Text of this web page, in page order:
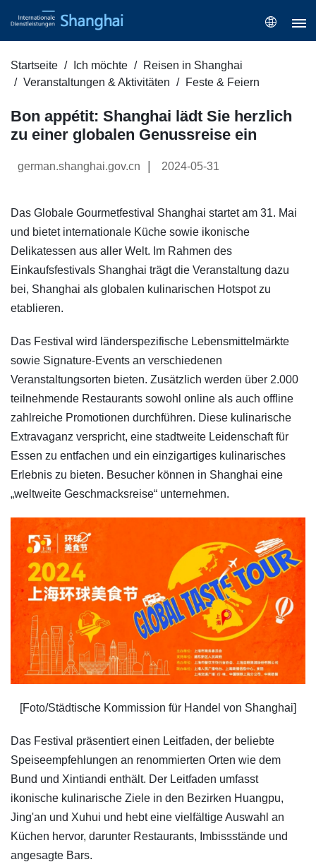
Startseite Ich möchte
Reisen in Shanghai
Veranstaltungen & Aktivitäten
Feste & Feiern
Bon appétit: Shanghai lädt Sie herzlich
zu einer globalen Genussreise ein
german.shanghai.gov.cn 2024-05-31
Das Globale Gourmetfestival Shanghai startet am 31. Mai
und bietet internationale Küche sowie ikonische
Delikatessen aus aller Welt. Im Rahmen des
Einkaufsfestivals Shanghai trägt die Veranstaltung dazu
bei, Shanghai als globalen kulinarischen Hotspot zu
etablieren.
Das Festival wird länderspezifische Lebensmittelmärkte
sowie Signature-Events an verschiedenen
Veranstaltungsorten bieten. Zusätzlich werden über 2.000
teilnehmende Restaurants sowohl online als auch offline
zahlreiche Promotionen durchführen. Diese kulinarische
Extravaganz verspricht, eine stadtweite Leidenschaft für
Essen zu entfachen und ein einzigartiges kulinarisches
Erlebnis zu bieten. Besucher können in Shanghai eine
„weltweite Geschmacksreise“ unternehmen.
[Foto/Städtische Kommission für Handel von Shanghai]
Das Festival präsentiert einen Leitfaden, der beliebte
Speiseempfehlungen an renommierten Orten wie dem
Bund und Xintiandi enthält. Der Leitfaden umfasst
ikonische kulinarische Ziele in den Bezirken Huangpu,
Jing'an und Xuhui und hebt eine vielfältige Auswahl an
Küchen hervor, darunter Restaurants, Imbissstände und
angesagte Bars.